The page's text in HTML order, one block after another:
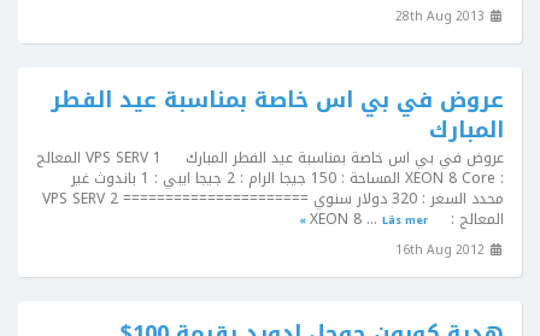
عروض في بي اس خاصة بمناسبة عيد الفطر
المبارك
عروض في بي اس خاصة بمناسبة عيد الفطر المبارك VPS SERV 1 المعالج
: XEON 8 Core المساحة : 150 جيجا الرام : 2 جيجا ايبي : 1 باندوث غير
محدد السعر : 320 دولار سنوي ====================== VPS SERV 2
المعالج : XEON 8 ... Läs mer »